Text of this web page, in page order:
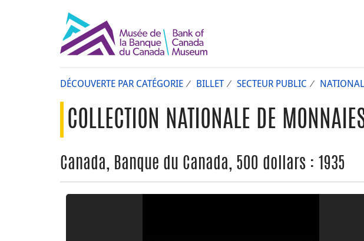
DÉCOUVERTE PAR CATÉGORIE BILLET SECTEUR PUBLIC NATIONAL
COLLECTION NATIONALE DE
Canada, Banque du Canada, 500 dollars : 1935